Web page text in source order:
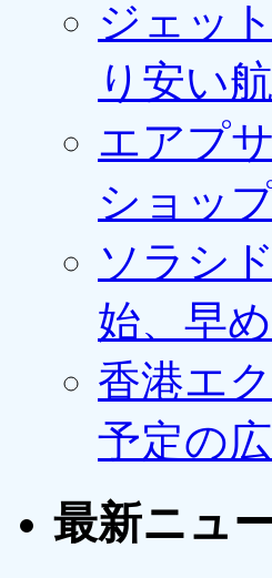
ジェッ
り安い
エアプ
ショッ
ソラシ
始、早
香港エ
予定の
最新ニュ